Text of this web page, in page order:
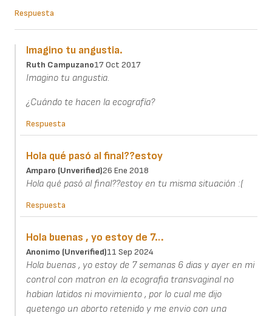
Respuesta
Imagino tu angustia.
Ruth Campuzano17 Oct 2017
Imagino tu angustia.
¿Cuándo te hacen la ecografía?
Respuesta
Hola qué pasó al final??estoy
Amparo (unverified)26 Ene 2018
Hola qué pasó al final??estoy en tu misma situación :(
Respuesta
Hola buenas , yo estoy de 7…
Anonimo (unverified)11 Sep 2024
Hola buenas , yo estoy de 7 semanas 6 dias y ayer en mi
control con matron en la ecografia transvaginal no
habian latidos ni movimiento , por lo cual me dijo
quetengo un aborto retenido y me envio con una